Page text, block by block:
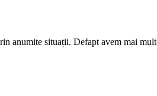
anumite situații. Defapt avem mai